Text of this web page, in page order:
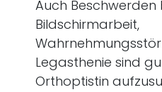
Auch Beschwerden
Bildschirmarbeit,
Legasthenie sind
Orthoptistin